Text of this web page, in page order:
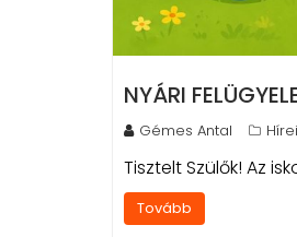
NYÁRI
Gémes Antal
Tisztelt Szülők! Az
Tovább